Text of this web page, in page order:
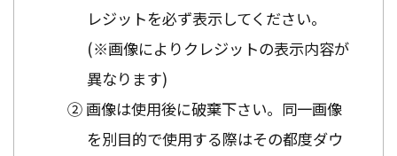
レジットを必ず表示してください。
(※画像によりクレジットの表示内容が
異なります)
② 画像は使用後に破棄下さい。同一画像
を別目的で使用する際はその都度ダウ